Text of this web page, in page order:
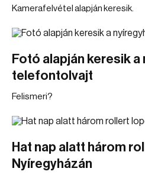
Kamerafelvétel alapján keresik.
Fotó alapján keresik a
telefontolvajt
Felismeri?
Hat nap alatt három
Nyíregyházán